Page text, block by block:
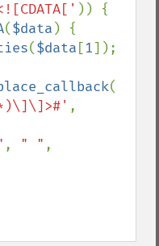
)) {
($data ) {
($data [1]);
(
,
, " "